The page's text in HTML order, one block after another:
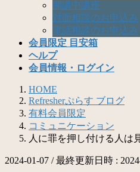
開講中講座
対面相談のお申込み
電話相談のお申込み
会員限定 目安箱
ヘルプ
会員情報・ログイン
HOME
Refresherぷらす ブログ
有料会員限定
コミュニケーション
人に罪を押し付ける人は
2024-01-07 / 最終更新日時 :